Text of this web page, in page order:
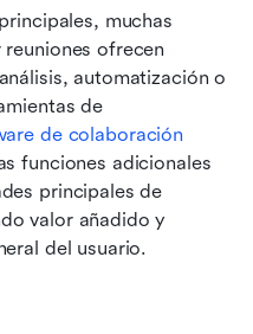
muchas
ofrecen
automatización o
de
de colaboración
funciones adicionales
principales de
valor añadido y
del usuario.